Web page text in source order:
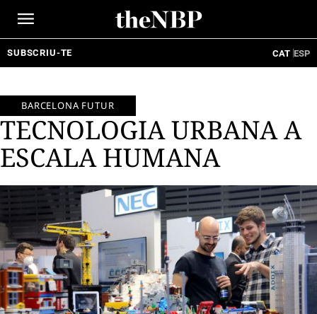
SUBSCRIU-TE CAT ESP
BARCELONA FUTUR
TECNOLOGIA URBANA A
ESCALA HUMANA